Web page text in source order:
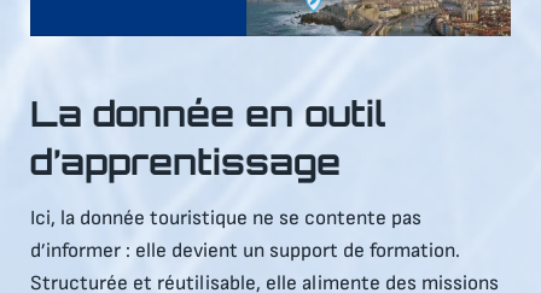
La donnée en outil
d’apprentissage
Ici, la donnée touristique ne se contente pas
d’informer : elle devient un support de formation.
Structurée et réutilisable, elle alimente des missions